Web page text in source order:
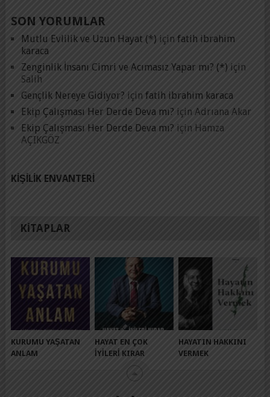
SON YORUMLAR
Mutlu Evlilik ve Uzun Hayat (*) için fatih ibrahim
karaca
Zenginlik İnsanı Cimri ve Acımasız Yapar mı? (*) için
Salih
Gençlik Nereye Gidiyor? için fatih ibrahim karaca
Ekip Çalışması Her Derde Deva mı? için Adrıana Akar
Ekip Çalışması Her Derde Deva mı? için Hamza
AÇIKGÖZ
KIŞILIK ENVANTERI
KITAPLAR
KURUMU YAŞATAN
ANLAM
HAYAT EN ÇOK
İYILERI KIRAR
HAYATIN HAKKINI
VERMEK